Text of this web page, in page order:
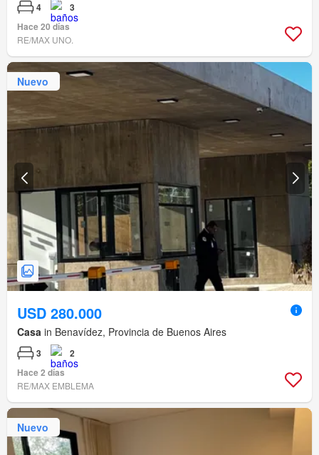
4
3
Hace 20 días
RE/MAX UNO.
Nuevo
USD 280.000
Casa in Benavídez, Provincia de Buenos Aires
3
2
Hace 2 días
RE/MAX EMBLEMA
Nuevo